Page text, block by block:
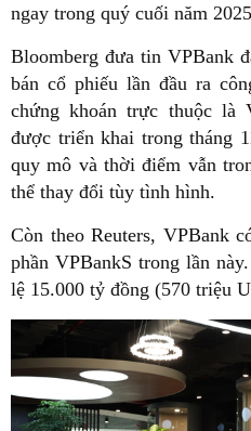
ngay trong quý cuối năm
Bloomberg đưa tin VPBank
bán cổ phiếu lần đầu ra
chứng khoán trực thuộc là
được triển khai trong tháng
quy mô và thời điểm vẫn
thể thay đổi tùy tình hình.
Còn theo Reuters, VPBank
phần VPBankS trong lần
lệ 15.000 tỷ đồng (570 triệu